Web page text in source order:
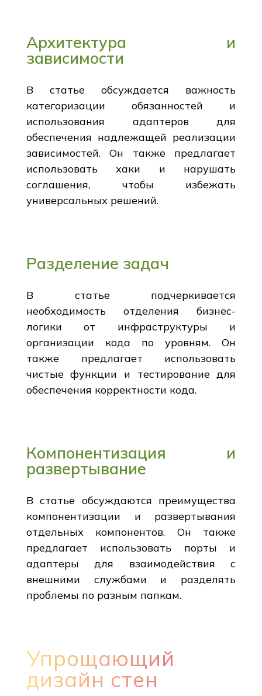
Архитектура и
зависимости
В статье обсуждается важность
категоризации обязанностей и
использования адаптеров для
обеспечения надлежащей реализации
зависимостей. Он также предлагает
использовать хаки и нарушать
соглашения, чтобы избежать
универсальных решений.
Разделение задач
В статье подчеркивается
необходимость отделения бизнес-
логики от инфраструктуры и
организации кода по уровням. Он
также предлагает использовать
чистые функции и тестирование для
обеспечения корректности кода.
Компонентизация и
развертывание
В статье обсуждаются преимущества
компонентизации и развертывания
отдельных компонентов. Он также
предлагает использовать порты и
адаптеры для взаимодействия с
внешними службами и разделять
проблемы по разным папкам.
Упрощающий
дизайн стен